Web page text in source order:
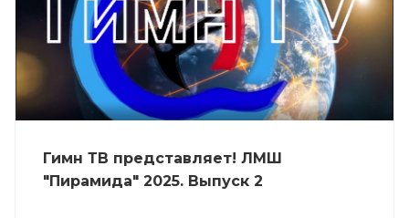
Гимн ТВ представляет! ЛМШ
"Пирамида" 2025. Выпуск 2